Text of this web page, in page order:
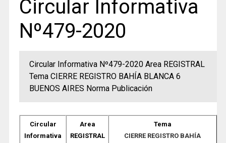
Circular Informativa
Nº479-2020
Circular Informativa Nº479-2020 Area REGISTRAL
Tema CIERRE REGISTRO BAHÍA BLANCA 6
BUENOS AIRES Norma Publicación
Circular
Informativa
Area
REGISTRAL
Tema
CIERRE REGISTRO BAHÍA